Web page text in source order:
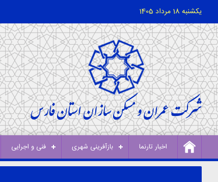
یکشنبه 18 مرداد 1405
اخبار تارنما بازآفرینی شهری فنی و اجرایی